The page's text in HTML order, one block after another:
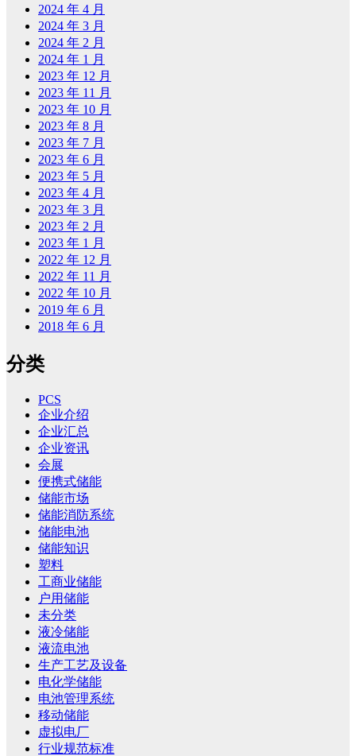
2024 年 4 月
2024 年 3 月
2024 年 2 月
2024 年 1 月
2023 年 12 月
2023 年 11 月
2023 年 10 月
2023 年 8 月
2023 年 7 月
2023 年 6 月
2023 年 5 月
2023 年 4 月
2023 年 3 月
2023 年 2 月
2023 年 1 月
2022 年 12 月
2022 年 11 月
2022 年 10 月
2019 年 6 月
2018 年 6 月
分类
PCS
企业介绍
企业汇总
企业资讯
会展
便携式储能
储能市场
储能消防系统
储能电池
储能知识
塑料
工商业储能
户用储能
未分类
液冷储能
液流电池
生产工艺及设备
电化学储能
电池管理系统
移动储能
虚拟电厂
行业规范标准